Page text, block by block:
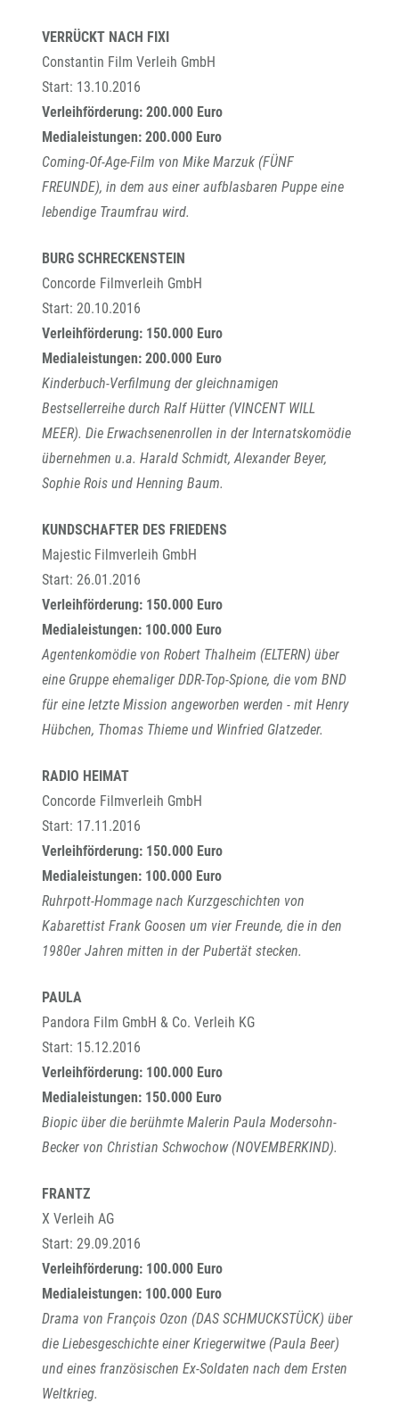
VERRÜCKT NACH FIXI
Constantin Film Verleih GmbH
Start: 13.10.2016
Verleihförderung: 200.000 Euro
Medialeistungen: 200.000 Euro
Coming-Of-Age-Film von Mike Marzuk (FÜNF
FREUNDE), in dem aus einer aufblasbaren Puppe eine
lebendige Traumfrau wird.
BURG SCHRECKENSTEIN
Concorde Filmverleih GmbH
Start: 20.10.2016
Verleihförderung: 150.000 Euro
Medialeistungen: 200.000 Euro
Kinderbuch-Verfilmung der gleichnamigen
Bestsellerreihe durch Ralf Hütter (VINCENT WILL
MEER). Die Erwachsenenrollen in der Internatskomödie
übernehmen u.a. Harald Schmidt, Alexander Beyer,
Sophie Rois und Henning Baum.
KUNDSCHAFTER DES FRIEDENS
Majestic Filmverleih GmbH
Start: 26.01.2016
Verleihförderung: 150.000 Euro
Medialeistungen: 100.000 Euro
Agentenkomödie von Robert Thalheim (ELTERN) über
eine Gruppe ehemaliger DDR-Top-Spione, die vom BND
für eine letzte Mission angeworben werden - mit Henry
Hübchen, Thomas Thieme und Winfried Glatzeder.
RADIO HEIMAT
Concorde Filmverleih GmbH
Start: 17.11.2016
Verleihförderung: 150.000 Euro
Medialeistungen: 100.000 Euro
Ruhrpott-Hommage nach Kurzgeschichten von
Kabarettist Frank Goosen um vier Freunde, die in den
1980er Jahren mitten in der Pubertät stecken.
PAULA
Pandora Film GmbH & Co. Verleih KG
Start: 15.12.2016
Verleihförderung: 100.000 Euro
Medialeistungen: 150.000 Euro
Biopic über die berühmte Malerin Paula Modersohn-
Becker von Christian Schwochow (NOVEMBERKIND).
FRANTZ
X Verleih AG
Start: 29.09.2016
Verleihförderung: 100.000 Euro
Medialeistungen: 100.000 Euro
Drama von François Ozon (DAS SCHMUCKSTÜCK) über
die Liebesgeschichte einer Kriegerwitwe (Paula Beer)
und eines französischen Ex-Soldaten nach dem Ersten
Weltkrieg.